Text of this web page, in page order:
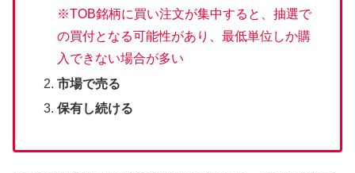
※TOB銘柄に買い注文が集中すると、抽選で
の買付となる可能性があり、最低単位しか購
入できない場合が多い
市場で売る
保有し続ける